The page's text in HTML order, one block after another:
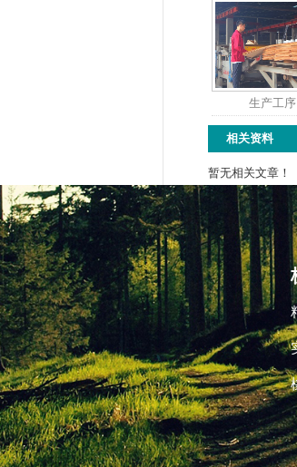
生产工序
相关资料
暂无相关文章！